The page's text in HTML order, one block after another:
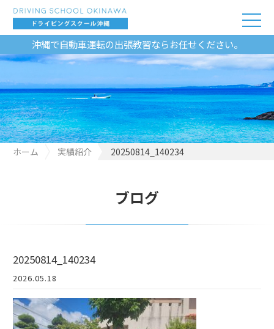
沖縄で自動車運転の出張教習ならお任せください。
ホーム 実績紹介 20250814_140234
ブログ
20250814_140234
2026.05.18